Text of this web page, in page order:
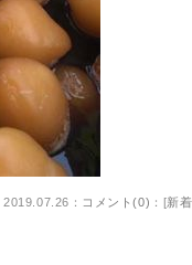
2019.07.26： コメント(0) ：[新